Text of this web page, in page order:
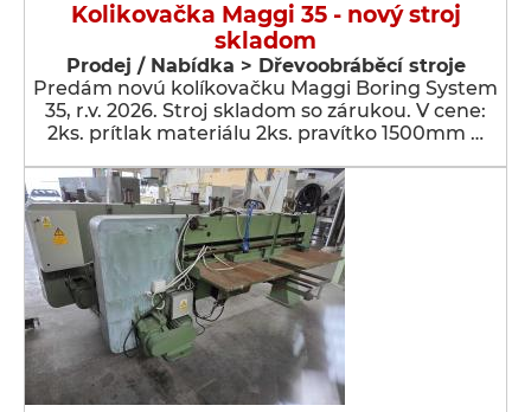
Kolikovačka Maggi 35 - nový stroj
skladom
Prodej / Nabídka > Dřevoobráběcí stroje
Predám novú kolíkovačku Maggi Boring System
35, r.v. 2026. Stroj skladom so zárukou. V cene:
2ks. prítlak materiálu 2ks. pravítko 1500mm …